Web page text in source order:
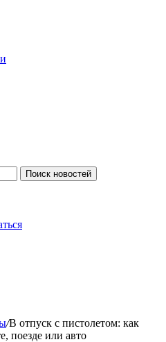
Поиск новостей
/В отпуск с пистолетом: как
поезде или авто